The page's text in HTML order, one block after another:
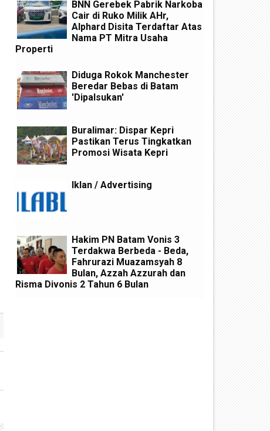
BNN Gerebek Pabrik Narkoba
Cair di Ruko Milik AHr,
Alphard Disita Terdaftar Atas
Nama PT Mitra Usaha
Properti
Diduga Rokok Manchester
Beredar Bebas di Batam
'Dipalsukan'
Buralimar: Dispar Kepri
Pastikan Terus Tingkatkan
Promosi Wisata Kepri
Iklan / Advertising
Hakim PN Batam Vonis 3
Terdakwa Berbeda - Beda,
Fahrurazi Muazamsyah 8
Bulan, Azzah Azzurah dan
Risma Divonis 2 Tahun 6 Bulan